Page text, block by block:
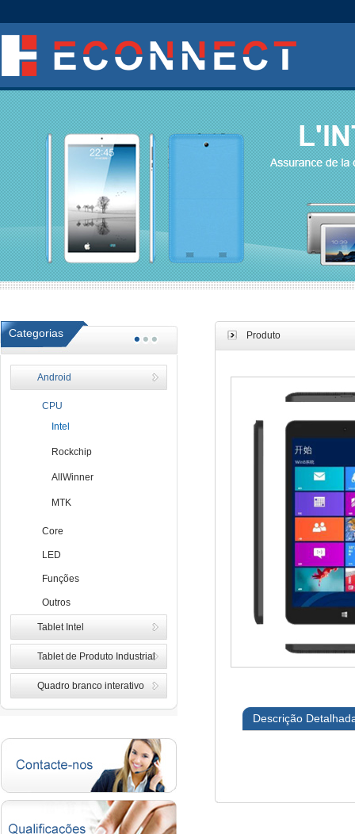
Categorias
Android
CPU
Intel
Rockchip
AllWinner
MTK
Core
LED
Funções
Outros
Tablet Intel
Tablet de Produto Industrial
Quadro branco interativo
Produto
Descrição